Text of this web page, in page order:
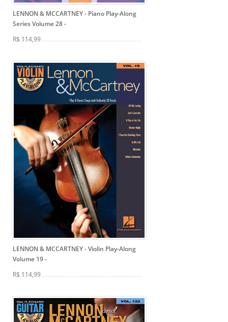
LENNON & MCCARTNEY - Piano Play-Along
Series Volume 28-
R$ 114,99
LENNON & MCCARTNEY - Violin Play-Along
Volume 19-
R$ 114,99